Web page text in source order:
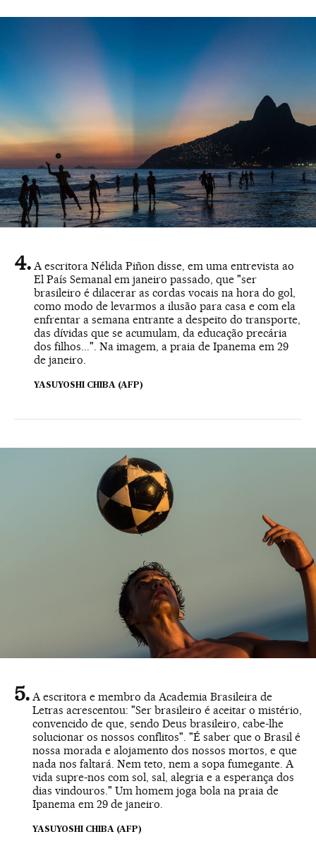
A escritora Nélida Piñon disse, em uma entrevista ao
El País Semanal em janeiro passado, que "ser
brasileiro é dilacerar as cordas vocais na hora do gol,
como modo de levarmos a ilusão para casa e com ela
enfrentar a semana entrante a despeito do transporte,
das dívidas que se acumulam, da educação precária
dos filhos...". Na imagem, a praia de Ipanema em 29
de janeiro.
YASUYOSHI CHIBA (AFP)
A escritora e membro da Academia Brasileira de
Letras acrescentou: "Ser brasileiro é aceitar o mistério,
convencido de que, sendo Deus brasileiro, cabe-lhe
solucionar os nossos conflitos". "É saber que o Brasil é
nossa morada e alojamento dos nossos mortos, e que
nada nos faltará. Nem teto, nem a sopa fumegante. A
vida supre-nos com sol, sal, alegria e a esperança dos
dias vindouros." Um homem joga bola na praia de
Ipanema em 29 de janeiro.
YASUYOSHI CHIBA (AFP)